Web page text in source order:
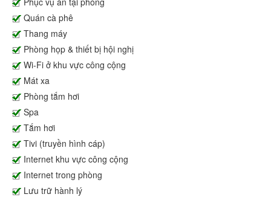
Quán cà phê
Thang máy
Phòng họp & thiết bị hội nghị
Wi-Fi ở khu vực công cộng
Mát xa
Phòng tắm hơi
Spa
Tắm hơi
Tivi (truyền hình cáp)
Internet khu vực công cộng
Internet trong phòng
Lưu trữ hành lý